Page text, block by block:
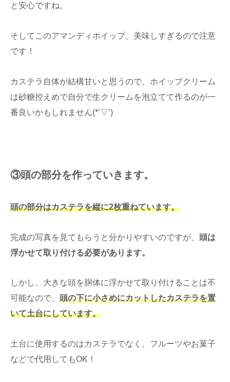
と安心ですね。
そしてこのアマンディホイップ、美味しすぎるので注意
です！
カステラ自体が結構甘いと思うので、ホイップクリーム
は砂糖控えめで自分で生クリームを泡立てて作るのが一
番良いかもしれません(*’▽’)
③頭の部分を作っていきます。
頭の部分はカステラを縦に2枚重ねています。
完成の写真を見てもらうと分かりやすいのですが、 頭は
浮かせて取り付ける必要があります。
しかし、大きな頭を胴体に浮かせて取り付けることは不
可能なので、 頭の下に小さめにカットしたカステラを置
いて土台にしています。
土台に使用するのはカステラでなく、フルーツやお菓子
などで代用してもOK！